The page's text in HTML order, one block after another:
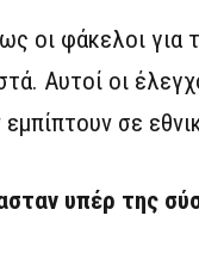
οι φάκελοι για
Αυτοί οι
σε
υπέρ της